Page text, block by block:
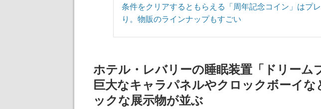
条件をクリアするともらえる「周年記念コイン」はプ
り。物販のラインナップもすごい
ホテル・レバリーの睡眠装置「ドリーム
巨大なキャラパネルやクロックボーイ
ックな展示物が並ぶ